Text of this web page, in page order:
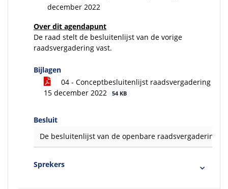
december 2022
Over dit agendapunt
De raad stelt de besluitenlijst van de vorige
raadsvergadering vast.
Bijlagen
04 - Conceptbesluitenlijst raadsvergadering
15 december 2022
54 KB
Besluit
De besluitenlijst van de openbare raadsvergadering
Sprekers